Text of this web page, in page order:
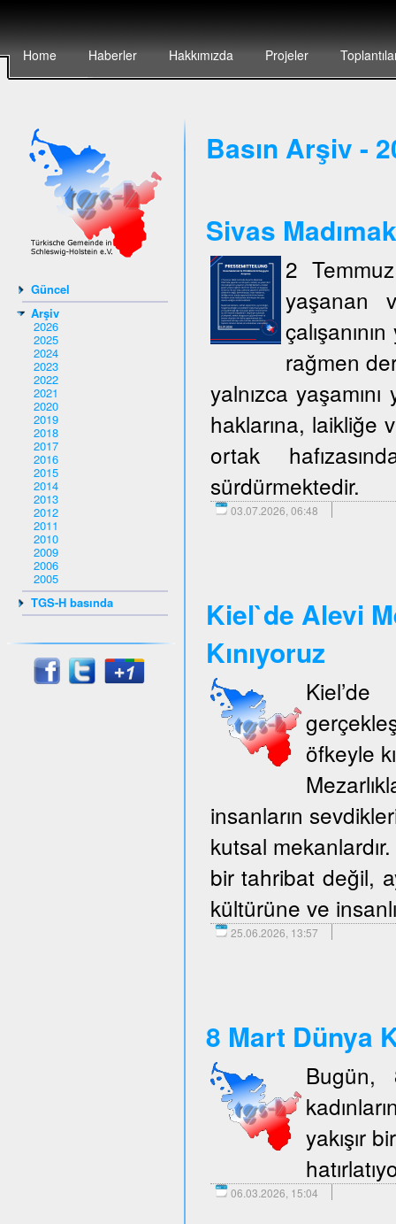
Home Haberler Hakkımızda Projeler
Güncel
Arşiv
2026
2025
2024
2023
2022
2021
2020
2019
2018
2017
2016
2015
2014
2013
2012
2011
2010
2009
2006
2005
TGS-H basında
Basın Arşiv -
Sivas
2
yaşanan
rağmen
yalnızca
haklarına, laikliğe
ortak
sürdürmektedir.
03.07.2026, 06:48
Kiel`de Alevi
Kınıyoruz
öfkeyle
insanların
kutsal
bir tahribat değil,
kültürüne ve
25.06.2026, 13:57
8 Mart Dünya
Bugün,
yakışır
06.03.2026, 15:04